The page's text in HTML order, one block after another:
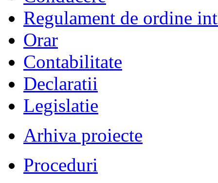
Regulament de ordine
Orar
Contabilitate
Declaratii
Legislatie
Arhiva proiecte
Proceduri